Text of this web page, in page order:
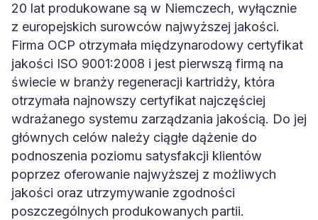
20 lat produkowane są w Niemczech, wyłącznie
z europejskich surowców najwyższej jakości.
Firma OCP otrzymała międzynarodowy certyfikat
jakości ISO 9001:2008 i jest pierwszą firmą na
świecie w branży regeneracji kartridży, która
otrzymała najnowszy certyfikat najczęściej
wdrażanego systemu zarządzania jakością. Do jej
głównych celów należy ciągłe dążenie do
podnoszenia poziomu satysfakcji klientów
poprzez oferowanie najwyższej z możliwych
jakości oraz utrzymywanie zgodności
poszczególnych produkowanych partii.